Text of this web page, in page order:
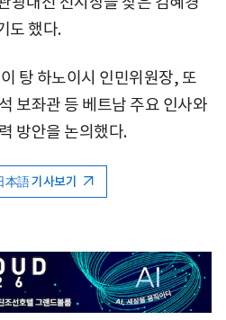
도 했다.
탕 하노이시 인민위원장, 또
보좌관 등 베트남 주요 인사와
방안을 논의했다.
本語 기사보기